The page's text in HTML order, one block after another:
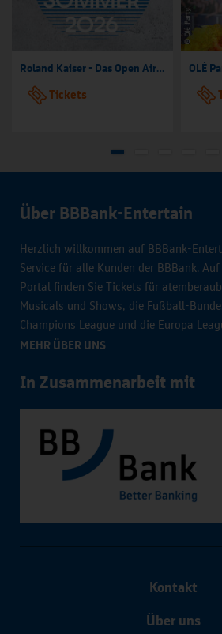
Roland Kaiser - Das Open Air 2026!
Tickets
Über BBBank-Entertain
Herzlich willkommen auf BBBank-
Service für alle Kunden der BBBank.
Portal finden Sie Tickets für
Musicals und Shows, die Fußball-
Champions League und die Europa
MEHR ÜBER UNS
In Zusammenarbeit mit
Kontakt
Über uns